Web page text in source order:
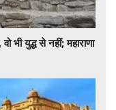
भी युद्ध से नहीं; महाराणा